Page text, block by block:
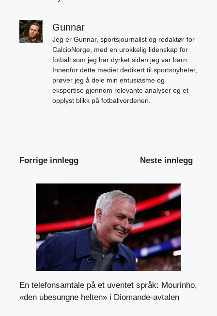
Gunnar
Jeg er Gunnar, sportsjournalist og redaktør for
CalcioNorge, med en urokkelig lidenskap for
fotball som jeg har dyrket siden jeg var barn.
Innenfor dette mediet dedikert til sportsnyheter,
prøver jeg å dele min entusiasme og
ekspertise gjennom relevante analyser og et
opplyst blikk på fotballverdenen.
Forrige innlegg Neste innlegg
En telefonsamtale på et uventet språk: Mourinho,
«den ubesungne helten» i Diomande-avtalen